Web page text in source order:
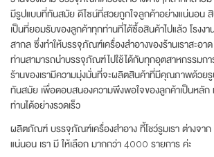
มีรูปแบบที่ทันสมัย ดีไซน์ที่สวยถูกใจลูกค้าอย่างแน่นอน
เป็นที่ยอมรับของลูกค้าทุกท่านที่ได้ซื้อสินค้าไปแล้ว โรงงา
สากล ซึ่งทำให้บรรจุภัณฑ์เครื่องสำอางของร้านเราสะอ
ท่านสามารถนำบรรจุภัณฑ์ไปใช้ได้กับทุกอุตสาหกรรมก
ร้านของเรามีความมุ่งมั่นที่จะผลิตสินค้าที่มีคุณภาพด้วย
ทันสมัย เพื่อตอบสนองความพึงพอใจของลูกค้าเป็นหลัก
ท่านได้อย่างรวดเร็ว
ผลิตภัณฑ์ บรรจุภัณฑ์เครื่องสำอาง ที้โชว์รูมเรา ต่างจา
แน่นอน เรา มี ให้เลือก มากกว่า 4000 รายการ ค่ะ